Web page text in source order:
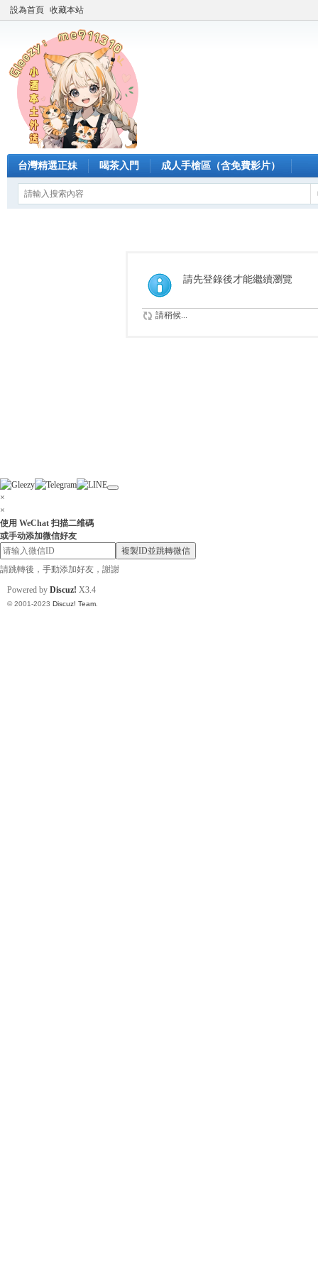
設為首頁 收藏本站
台灣精選正妹 喝茶入門 成人手槍區（含免費影片）
請先登錄後才能繼續瀏覽
請稍候...
×
×
使用 WeChat 扫描二维碼
或手动添加微信好友
複製ID並跳轉微信
請跳轉後，手動添加好友，謝謝
Powered by Discuz! X3.4
© 2001-2023 Discuz! Team